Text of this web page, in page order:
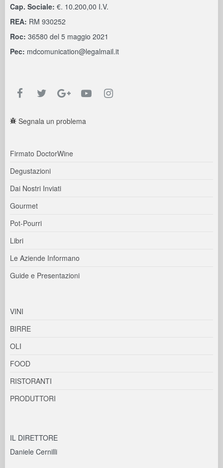
Cap. Sociale: €. 10.200,00 I.V.
REA: RM 930252
Roc: 36580 del 5 maggio 2021
Pec: mdcomunication@legalmail.it
Segnala un problema
Firmato DoctorWine
Degustazioni
Dai Nostri Inviati
Gourmet
Pot-Pourri
Libri
Le Aziende Informano
Guide e Presentazioni
VINI
BIRRE
OLI
FOOD
RISTORANTI
PRODUTTORI
IL DIRETTORE
Daniele Cernilli